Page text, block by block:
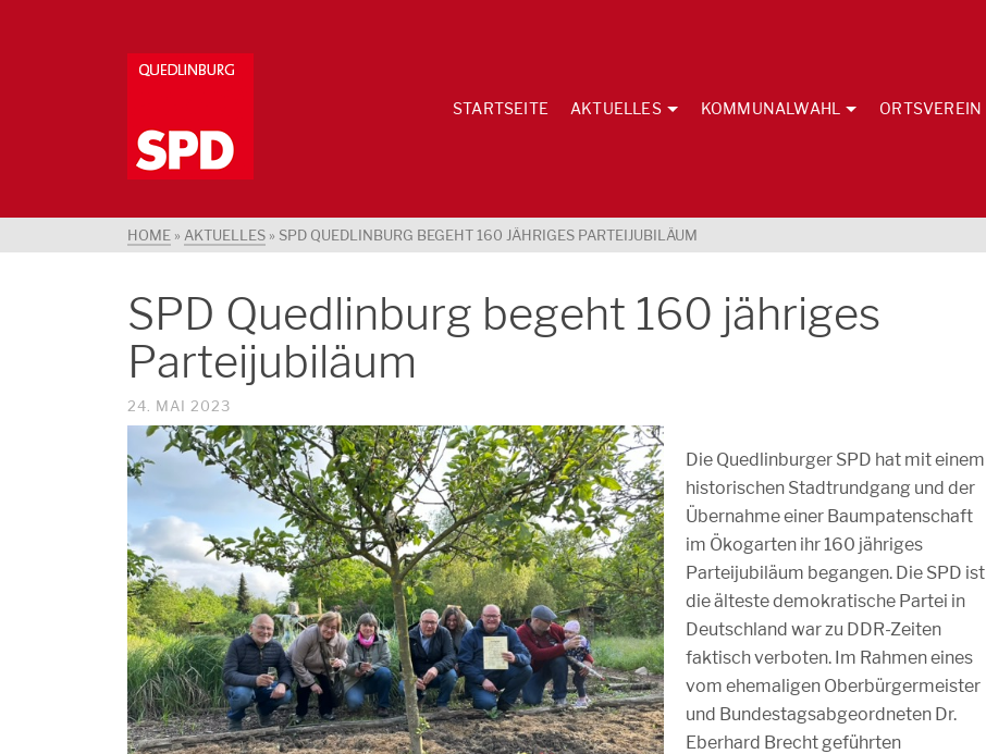
STARTSEITE AKTUELLES KOMMUNALWAHL ORTSVEREIN
HOME » AKTUELLES » SPD QUEDLINBURG BEGEHT 160 JÄHRIGES PARTEIJUBILÄUM
SPD Quedlinburg begeht 160 jähriges
Parteijubiläum
24. MAI 2023
Die Quedlinburger SPD hat mit einem
historischen Stadtrundgang und der
Übernahme einer Baumpatenschaft
im Ökogarten ihr 160 jähriges
Parteijubiläum begangen. Die SPD ist
die älteste demokratische Partei in
Deutschland war zu DDR-Zeiten
faktisch verboten. Im Rahmen eines
vom ehemaligen Oberbürgermeister
und Bundestagsabgeordneten Dr.
Eberhard Brecht geführten